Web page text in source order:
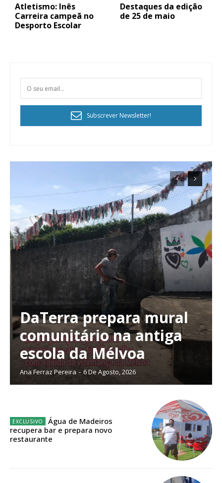
Planos de Assinatura
Faça-se assinante do Região de Cister e ajude-nos a manter este serviço
público!
Sendo assinante terá acesso a todos os conteúdos exclusivos e versões
Atletismo: Inês
Carreira campeã no
Desporto Escolar
Destaques da edição
de 25 de maio
Subscrever Newsletter!
DaTerra prepara mural
comunitário na antiga
escola da Mélvoa
Ana Ferraz Pereira - 6 De Agosto, 2026
Água de Madeiros
recupera bar e prepara novo
restaurante